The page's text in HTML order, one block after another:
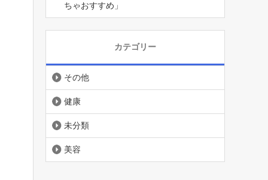
ちゃおすすめ」
カテゴリー
その他
健康
未分類
美容